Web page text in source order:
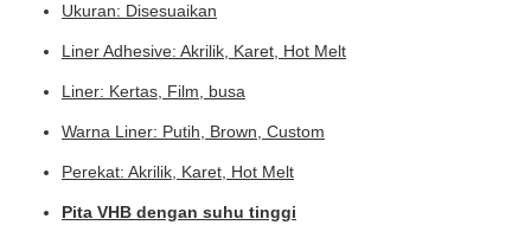
Ukuran: Disesuaikan
Liner Adhesive: Akrilik, Karet, Hot Melt
Liner: Kertas, Film, busa
Warna Liner: Putih, Brown, Custom
Perekat: Akrilik, Karet, Hot Melt
Pita VHB dengan suhu tinggi